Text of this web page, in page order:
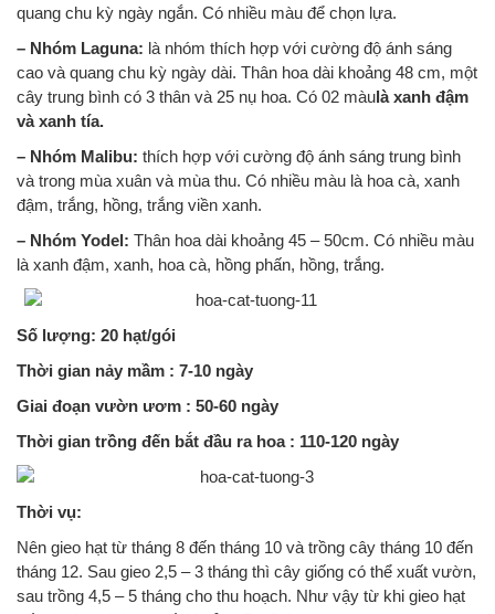
quang chu kỳ ngày ngắn. Có nhiều màu để chọn lựa.
– Nhóm Laguna: là nhóm thích hợp với cường độ ánh sáng
cao và quang chu kỳ ngày dài. Thân hoa dài khoảng 48 cm, một
cây trung bình có 3 thân và 25 nụ hoa. Có 02 màulà xanh đậm
và xanh tía.
– Nhóm Malibu: thích hợp với cường độ ánh sáng trung bình
và trong mùa xuân và mùa thu. Có nhiều màu là hoa cà, xanh
đậm, trắng, hồng, trắng viền xanh.
– Nhóm Yodel: Thân hoa dài khoảng 45 – 50cm. Có nhiều màu
là xanh đậm, xanh, hoa cà, hồng phấn, hồng, trắng.
Số lượng: 20 hạt/gói
Thời gian nảy mầm : 7-10 ngày
Giai đoạn vườn ươm : 50-60 ngày
Thời gian trồng đến bắt đầu ra hoa : 110-120 ngày
Thời vụ:
Nên gieo hạt từ tháng 8 đến tháng 10 và trồng cây tháng 10 đến
tháng 12. Sau gieo 2,5 – 3 tháng thì cây giống có thể xuất vườn,
sau trồng 4,5 – 5 tháng cho thu hoạch. Như vậy từ khi gieo hạt